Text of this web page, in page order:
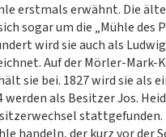
erstmals erwähnt. Die
sogar um die „Mühle des
wird sie auch als
Auf der Mörler-
sie bei. 1827 wird sie als
werden als Besitzer Jos.